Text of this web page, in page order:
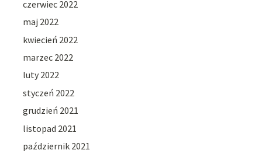
czerwiec 2022
maj 2022
kwiecień 2022
marzec 2022
luty 2022
styczeń 2022
grudzień 2021
listopad 2021
październik 2021